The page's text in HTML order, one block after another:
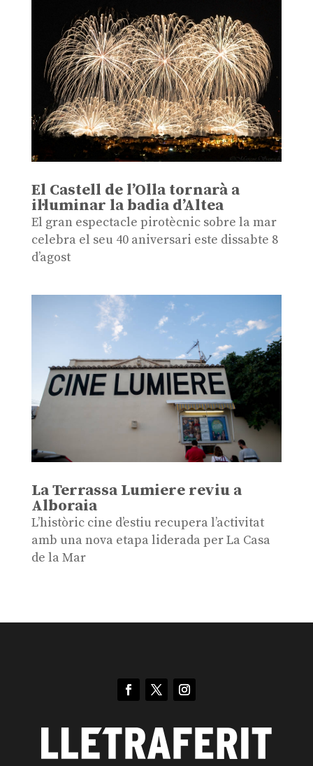
El Castell de l’Olla tornarà a
il·luminar la badia d’Altea
El gran espectacle pirotècnic sobre la mar
celebra el seu 40 aniversari este dissabte 8
d’agost
La Terrassa Lumiere reviu a
Alboraia
L’històric cine d’estiu recupera l’activitat
amb una nova etapa liderada per La Casa
de la Mar